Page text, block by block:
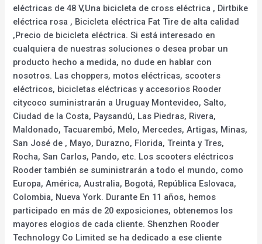
eléctricas de 48 V,Una bicicleta de cross eléctrica , Dirtbike
eléctrica rosa , Bicicleta eléctrica Fat Tire de alta calidad
,Precio de bicicleta eléctrica. Si está interesado en
cualquiera de nuestras soluciones o desea probar un
producto hecho a medida, no dude en hablar con
nosotros. Las choppers, motos eléctricas, scooters
eléctricos, bicicletas eléctricas y accesorios Rooder
citycoco suministrarán a Uruguay Montevideo, Salto,
Ciudad de la Costa, Paysandú, Las Piedras, Rivera,
Maldonado, Tacuarembó, Melo, Mercedes, Artigas, Minas,
San José de , Mayo, Durazno, Florida, Treinta y Tres,
Rocha, San Carlos, Pando, etc. Los scooters eléctricos
Rooder también se suministrarán a todo el mundo, como
Europa, América, Australia, Bogotá, República Eslovaca,
Colombia, Nueva York. Durante En 11 años, hemos
participado en más de 20 exposiciones, obtenemos los
mayores elogios de cada cliente. Shenzhen Rooder
Technology Co Limited se ha dedicado a ese cliente